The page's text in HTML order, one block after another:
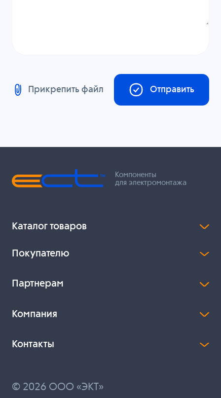
Прикрепить файл Отправить
Компоненты
для электромонтажа
Каталог товаров
Покупателю
Партнерам
Компания
Контакты
© 2026 ООО «ЭКТ»